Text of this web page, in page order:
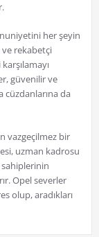
her şeyin
ve rekabetçi
güvenilir ve
cüzdanlarına da
vazgeçilmez bir
uzman kadrosu
sahiplerinin
Opel severler
olup, aradıkları